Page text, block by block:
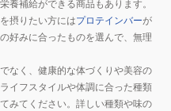
養補給ができる商品もあります。
摂りたい方にはプロテインバーが
好みに合ったものを選んで、無理
なく、健康的な体づくりや美容の
イフスタイルや体調に合った種類
みてください。詳しい種類や味の